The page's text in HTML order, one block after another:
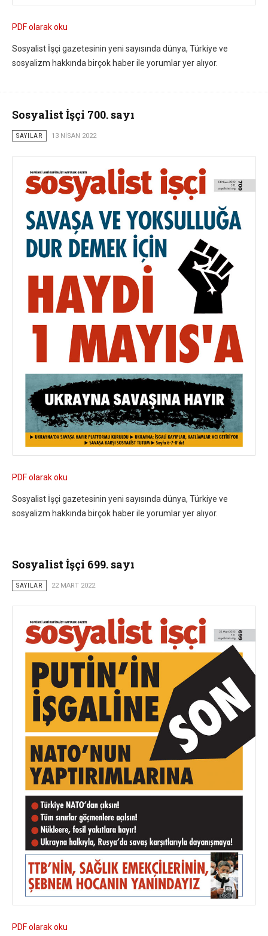
PDF olarak oku
Sosyalist İşçi gazetesinin yeni sayısında dünya, Türkiye ve
sosyalizm hakkında birçok haber ile yorumlar yer alıyor.
Sosyalist İşçi 700. sayı
SAYILAR 13 NISAN 2022
PDF olarak oku
Sosyalist İşçi gazetesinin yeni sayısında dünya, Türkiye ve
sosyalizm hakkında birçok haber ile yorumlar yer alıyor.
Sosyalist İşçi 699. sayı
SAYILAR 22 MART 2022
PDF olarak oku